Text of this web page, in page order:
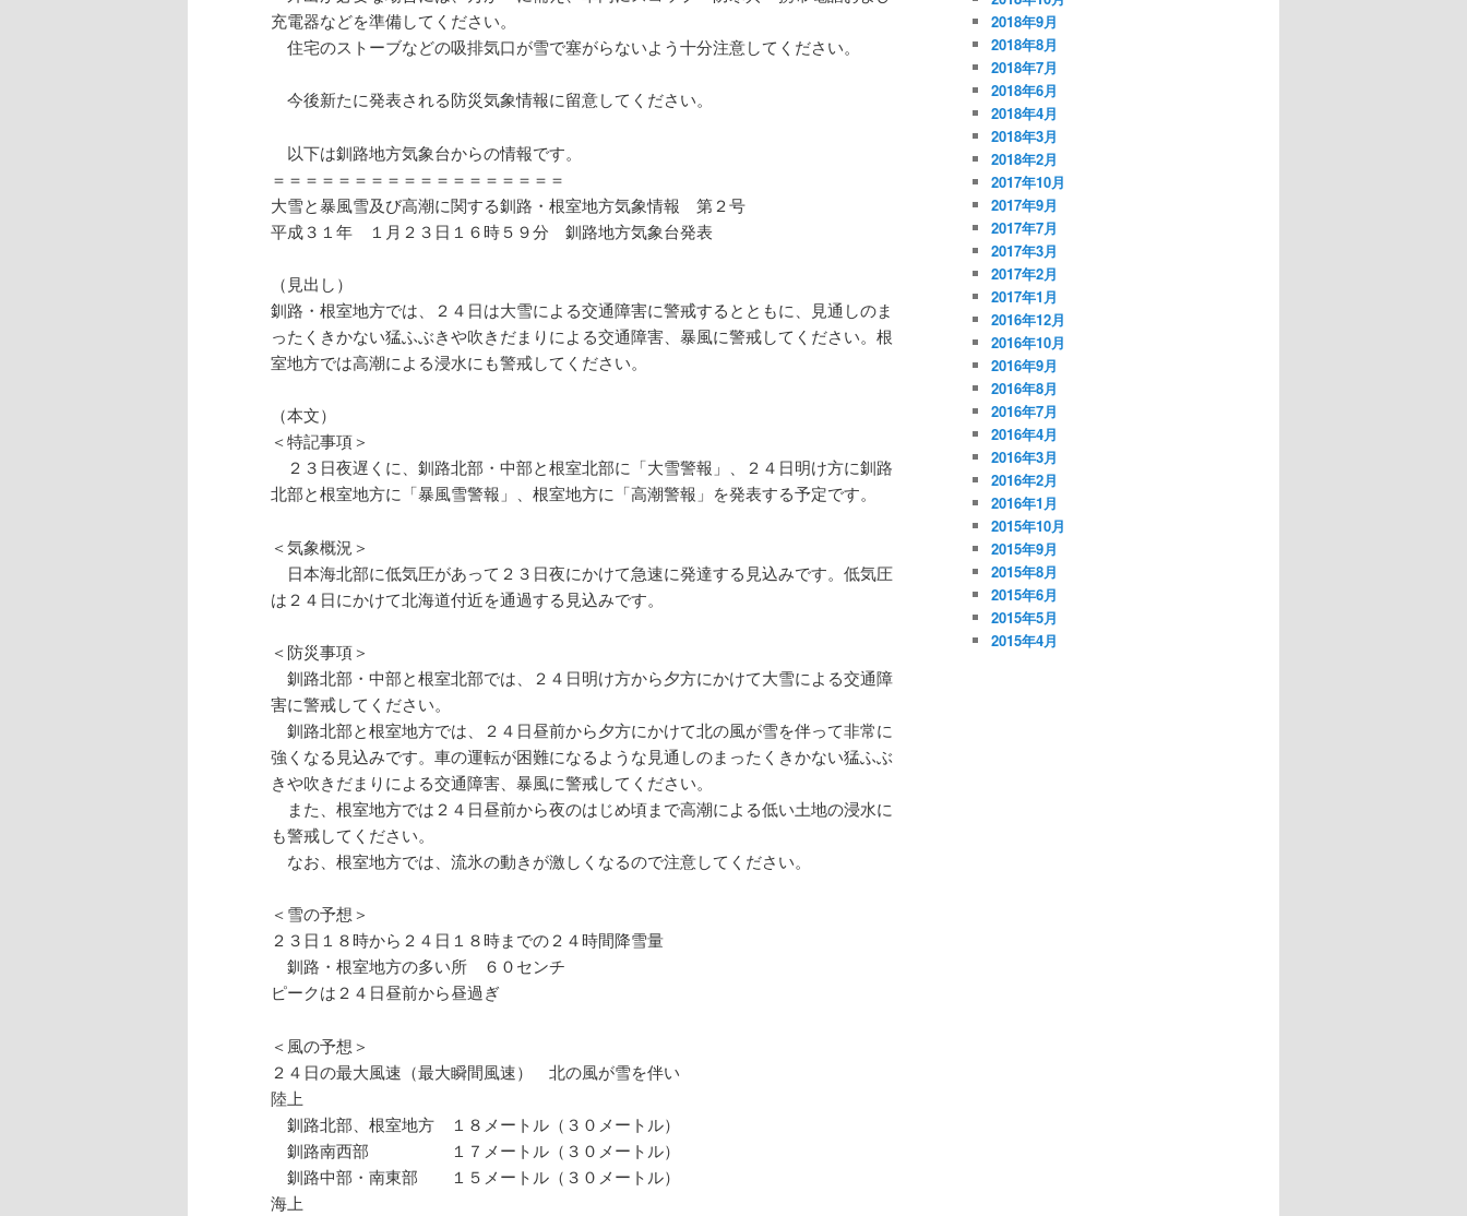
充電器などを準備してください。
住宅のストーブなどの吸排気口が雪で塞がらないよう十分注意してください。
今後新たに発表される防災気象情報に留意してください。
以下は釧路地方気象台からの情報です。
＝＝＝＝＝＝＝＝＝＝＝＝＝＝＝＝＝＝
大雪と暴風雪及び高潮に関する釧路・根室地方気象情報 第２号
平成３１年 １月２３日１６時５９分 釧路地方気象台発表
（見出し）
釧路・根室地方では、２４日は大雪による交通障害に警戒するとともに、見通しのま
ったくきかない猛ふぶきや吹きだまりによる交通障害、暴風に警戒してください。根
室地方では高潮による浸水にも警戒してください。
（本文）
＜特記事項＞
２３日夜遅くに、釧路北部・中部と根室北部に「大雪警報」、２４日明け方に釧路
北部と根室地方に「暴風雪警報」、根室地方に「高潮警報」を発表する予定です。
＜気象概況＞
日本海北部に低気圧があって２３日夜にかけて急速に発達する見込みです。低気圧
は２４日にかけて北海道付近を通過する見込みです。
＜防災事項＞
釧路北部・中部と根室北部では、２４日明け方から夕方にかけて大雪による交通障
害に警戒してください。
釧路北部と根室地方では、２４日昼前から夕方にかけて北の風が雪を伴って非常に
強くなる見込みです。車の運転が困難になるような見通しのまったくきかない猛ふぶ
きや吹きだまりによる交通障害、暴風に警戒してください。
また、根室地方では２４日昼前から夜のはじめ頃まで高潮による低い土地の浸水に
も警戒してください。
なお、根室地方では、流氷の動きが激しくなるので注意してください。
＜雪の予想＞
２３日１８時から２４日１８時までの２４時間降雪量
釧路・根室地方の多い所 ６０センチ
ピークは２４日昼前から昼過ぎ
＜風の予想＞
２４日の最大風速（最大瞬間風速） 北の風が雪を伴い
陸上
釧路北部、根室地方 １８メートル（３０メートル）
釧路南西部 １７メートル（３０メートル）
釧路中部・南東部 １５メートル（３０メートル）
海上
2018年9月
2018年8月
2018年7月
2018年6月
2018年4月
2018年3月
2018年2月
2017年10月
2017年9月
2017年7月
2017年3月
2017年2月
2017年1月
2016年12月
2016年10月
2016年9月
2016年8月
2016年7月
2016年4月
2016年3月
2016年2月
2016年1月
2015年10月
2015年9月
2015年8月
2015年6月
2015年5月
2015年4月